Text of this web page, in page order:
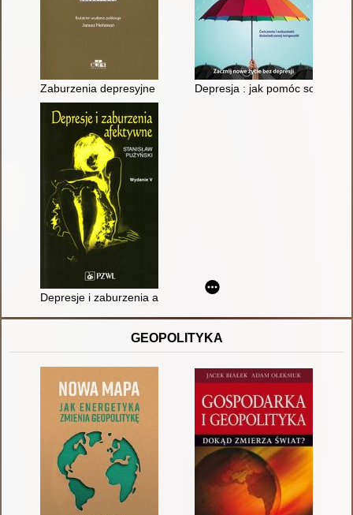
Zaburzenia depresyjne : DSM-5 SelectionsDepresja : jak pomóc sobie i
Depresje i zaburzenia afektywne
GEOPOLITYKA